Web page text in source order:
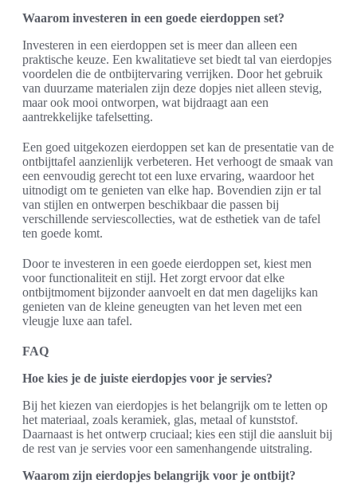
Waarom investeren in een goede eierdoppen set?
Investeren in een eierdoppen set is meer dan alleen een
praktische keuze. Een kwalitatieve set biedt tal van eierdopjes
voordelen die de ontbijtervaring verrijken. Door het gebruik
van duurzame materialen zijn deze dopjes niet alleen stevig,
maar ook mooi ontworpen, wat bijdraagt aan een
aantrekkelijke tafelsetting.
Een goed uitgekozen eierdoppen set kan de presentatie van de
ontbijttafel aanzienlijk verbeteren. Het verhoogt de smaak van
een eenvoudig gerecht tot een luxe ervaring, waardoor het
uitnodigt om te genieten van elke hap. Bovendien zijn er tal
van stijlen en ontwerpen beschikbaar die passen bij
verschillende serviescollecties, wat de esthetiek van de tafel
ten goede komt.
Door te investeren in een goede eierdoppen set, kiest men
voor functionaliteit en stijl. Het zorgt ervoor dat elke
ontbijtmoment bijzonder aanvoelt en dat men dagelijks kan
genieten van de kleine geneugten van het leven met een
vleugje luxe aan tafel.
FAQ
Hoe kies je de juiste eierdopjes voor je servies?
Bij het kiezen van eierdopjes is het belangrijk om te letten op
het materiaal, zoals keramiek, glas, metaal of kunststof.
Daarnaast is het ontwerp cruciaal; kies een stijl die aansluit bij
de rest van je servies voor een samenhangende uitstraling.
Waarom zijn eierdopjes belangrijk voor je ontbijt?